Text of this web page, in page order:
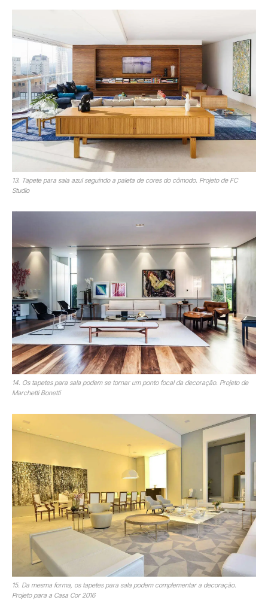
13. Tapete para sala azul seguindo a paleta de cores do cômodo. Projeto de FC
Studio
14. Os tapetes para sala podem se tornar um ponto focal da decoração. Projeto de
Marchetti Bonetti
15. Da mesma forma, os tapetes para sala podem complementar a decoração.
Projeto para a Casa Cor 2016